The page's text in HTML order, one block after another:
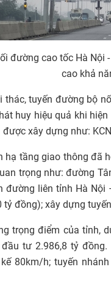
đường cao tốc Hà Nội
cao khả
tuyến đường bộ
huy hiệu quả khi
xây dựng như:
hạ tầng giao thông đã
trọng như: đường
đường liên tỉnh Hà
tỷ đồng); xây dựng
trọng điểm của tỉnh,
tư 2.986,8 tỷ
80km/h; tuyến